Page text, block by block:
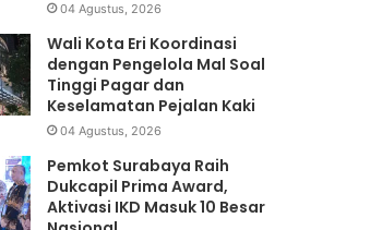
04 Agustus, 2026
Wali Kota Eri Koordinasi
dengan Pengelola Mal Soal
Tinggi Pagar dan
Keselamatan Pejalan Kaki
04 Agustus, 2026
Pemkot Surabaya Raih
Dukcapil Prima Award,
Aktivasi IKD Masuk 10 Besar